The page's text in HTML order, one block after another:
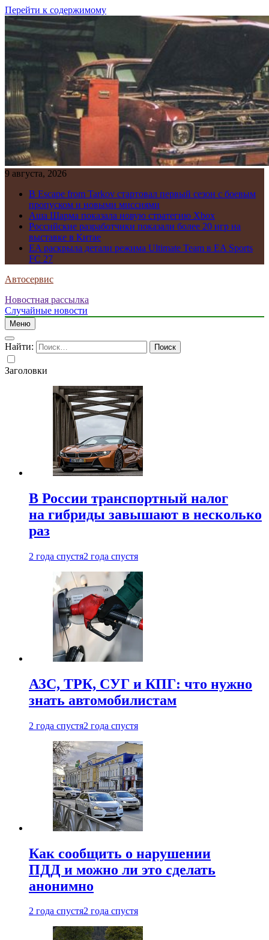
Перейти к содержимому
9 августа, 2026
В Escape from Tarkov стартовал первый сезон с боевым
пропуском и новыми миссиями
Аша Шарма показала новую стратегию Xbox
Российские разработчики показали более 20 игр на
выставке в Китае
EA раскрыла детали режима Ultimate Team в EA Sports
FC 27
Автосервис
Новостная рассылка
Случайные новости
Меню
Найти:
Заголовки
В России транспортный налог
на гибриды завышают в несколько
раз
2 года спустя2 года спустя
АЗС, ТРК, СУГ и КПГ: что нужно
знать автомобилистам
2 года спустя2 года спустя
Как сообщить о нарушении
ПДД и можно ли это сделать
анонимно
2 года спустя2 года спустя